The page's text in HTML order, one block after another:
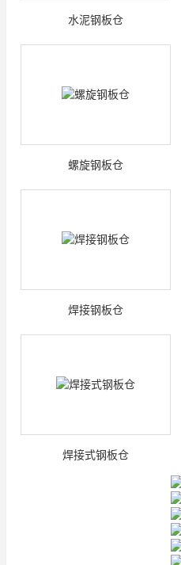
水泥钢板仓
螺旋钢板仓
焊接钢板仓
焊接式钢板仓